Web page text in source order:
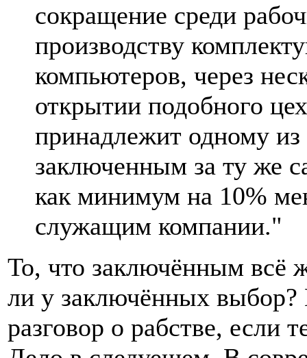
сокращение среди
производству
компьютеров, через
открытии подобного
принадлежит одному
заключенным за ту же
как минимум на 10%
служащим компании."
То, что заключённым всё
ли у заключённых
разговор о рабстве, если